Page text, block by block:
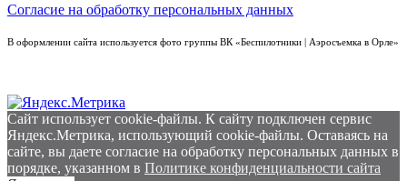
Согласие на обработку персональных данных
В оформлении сайта используется фото группы ВК «Беспилотники | Аэросъемка в Орле»
Сайт использует cookie-файлы. К cайту подключен сервис
Яндекс.Метрика, использующий cookie-файлы. Оставаясь на
сайте, вы даете согласие на обработку персональных данных в
порядке, указанном в Политике конфиденциальности сайта